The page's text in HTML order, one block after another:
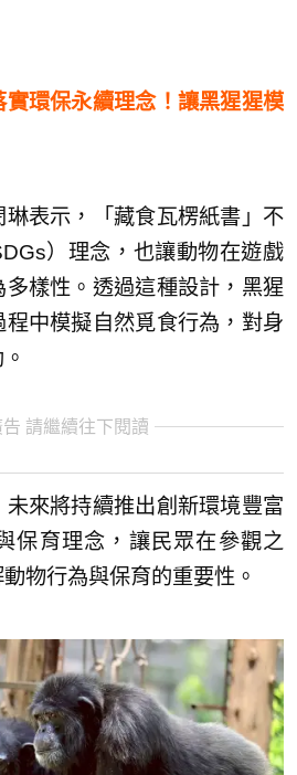
實環保永續理念！讓黑猩猩模
表示，「藏食瓦楞紙書」不
）理念，也讓動物在遊戲
樣性。透過這種設計，黑猩
中模擬自然覓食行為，對身
請繼續往下閱讀
來將持續推出創新環境豐富
保育理念，讓民眾在參觀之
物行為與保育的重要性。